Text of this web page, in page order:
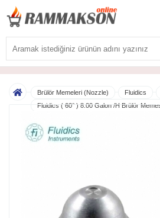
Brülör Memeleri (Nozzle) Fluidics
Fluidics ( 60° ) 8.00 Galon /H Brülör